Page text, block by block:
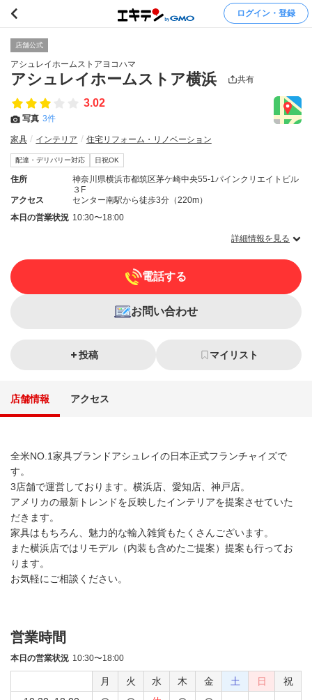
ログイン・登録
店舗公式
アシュレイホームストアヨコハマ
アシュレイホームストア横浜 共有
3.02
写真 3件
家具 インテリア 住宅リフォーム・リノベーション
配達・デリバリー対応 日祝OK
住所
神奈川県横浜市都筑区茅ケ崎中央55-1パインクリエイトビル
３F
アクセス
センター南駅から徒歩3分（220m）
本日の営業状況 10:30〜18:00
詳細情報を見る
電話する
お問い合わせ
投稿 マイリスト
店舗情報 アクセス
全米NO.1家具ブランドアシュレイの日本正式フランチャイズで
す。
3店舗で運営しております。横浜店、愛知店、神戸店。
アメリカの最新トレンドを反映したインテリアを提案させていた
だきます。
家具はもちろん、魅力的な輸入雑貨もたくさんございます。
また横浜店ではリモデル（内装も含めたご提案）提案も行ってお
ります。
お気軽にご相談ください。
営業時間
本日の営業状況 10:30〜18:00
月 火 水 木 金 土 日
祝